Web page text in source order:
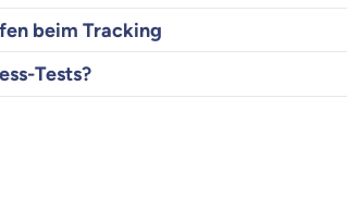
beim Tracking
Tests?